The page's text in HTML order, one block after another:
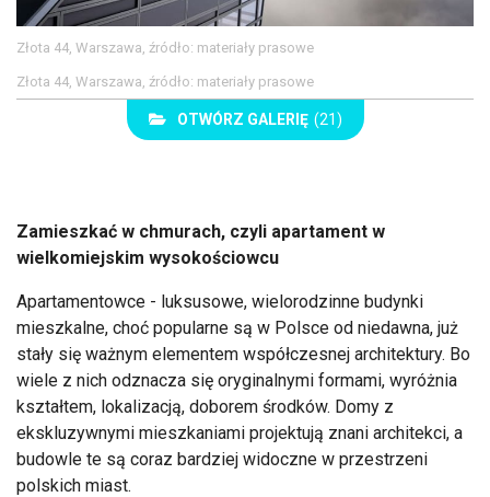
Złota 44, Warszawa, źródło: materiały prasowe
Złota 44, Warszawa, źródło: materiały prasowe
OTWÓRZ GALERIĘ (21)
Zamieszkać w chmurach, czyli apartament w
wielkomiejskim wysokościowcu
Apartamentowce - luksusowe, wielorodzinne budynki
mieszkalne, choć popularne są w Polsce od niedawna, już
stały się ważnym elementem współczesnej architektury. Bo
wiele z nich odznacza się oryginalnymi formami, wyróżnia
kształtem, lokalizacją, doborem środków. Domy z
ekskluzywnymi mieszkaniami projektują znani architekci, a
budowle te są coraz bardziej widoczne w przestrzeni
polskich miast.